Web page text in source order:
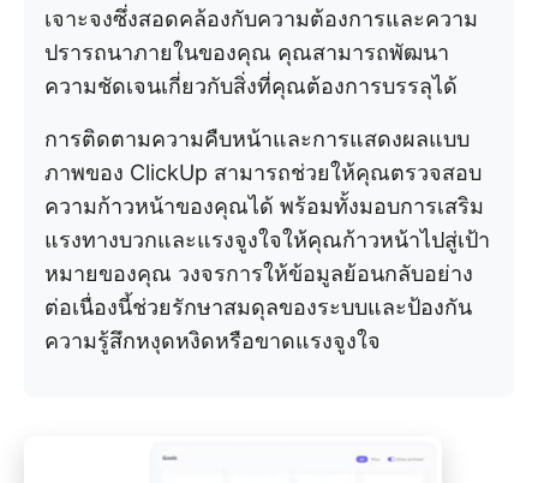
เจาะจงซึ่งสอดคล้องกับความต้องการและความ
ปรารถนาภายในของคุณ คุณสามารถพัฒนา
ความชัดเจนเกี่ยวกับสิ่งที่คุณต้องการบรรลุได้
การติดตามความคืบหน้าและการแสดงผลแบบ
ภาพของ ClickUp สามารถช่วยให้คุณตรวจสอบ
ความก้าวหน้าของคุณได้ พร้อมทั้งมอบการเสริม
แรงทางบวกและแรงจูงใจให้คุณก้าวหน้าไปสู่เป้า
หมายของคุณ วงจรการให้ข้อมูลย้อนกลับอย่าง
ต่อเนื่องนี้ช่วยรักษาสมดุลของระบบและป้องกัน
ความรู้สึกหงุดหงิดหรือขาดแรงจูงใจ